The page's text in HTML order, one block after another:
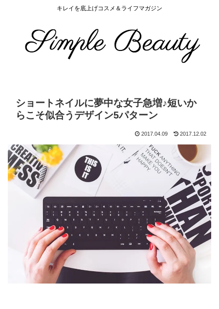
キレイを底上げコスメ＆ライフマガジン
ショートネイルに夢中な女子急増♪短いか
らこそ似合うデザイン5パターン
2017.04.09 2017.12.02